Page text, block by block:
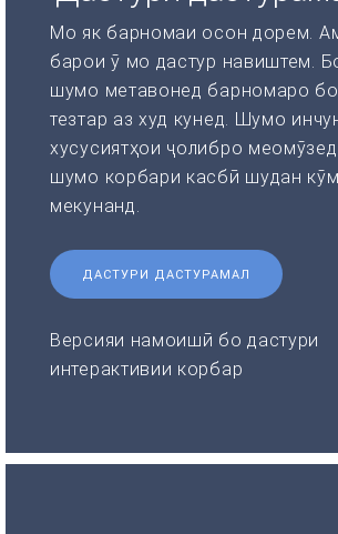
Мо як барномаи осон дорем.
барои ӯ мо дастур навиштем.
шумо метавонед барномаро
тезтар аз худ кунед. Шумо
хусусиятҳои ҷолибро
шумо корбари касбӣ шудан
мекунанд.
ДАСТУРИ ДАСТУРАМАЛ
Версияи намоишӣ бо дастури
интерактивии корбар